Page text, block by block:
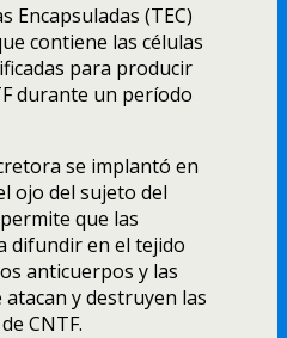
Encapsuladas (TEC)
contiene las células
para producir
durante un perí­odo
se implantó en
ojo del sujeto del
que las
difundir en el tejido
anticuerpos y las
y destruyen las
CNTF.